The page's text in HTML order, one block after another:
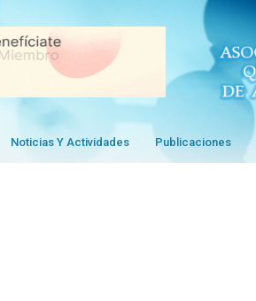
Noticias Y Actividades Publicaciones